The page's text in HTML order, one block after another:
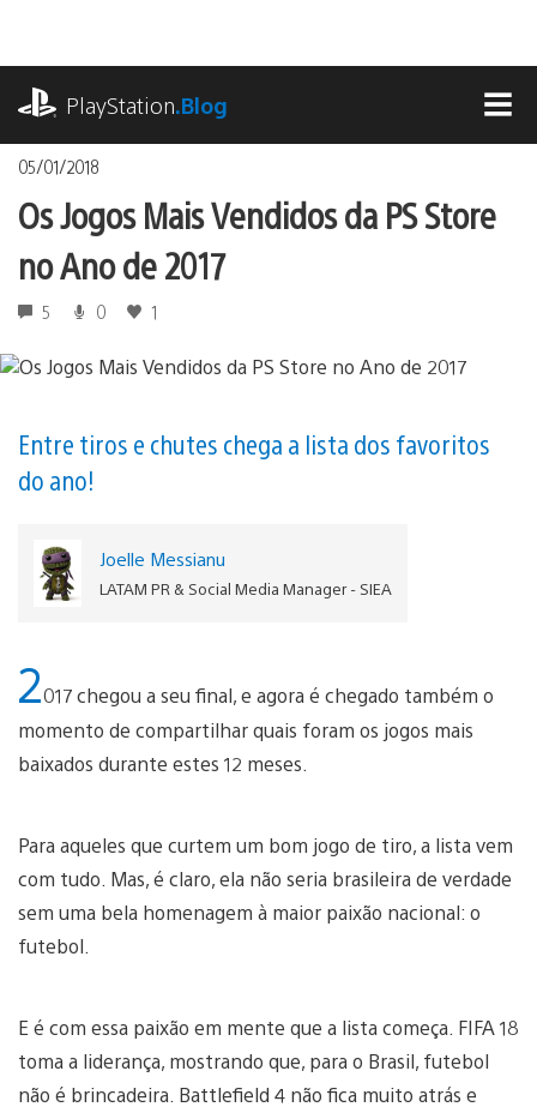
o
conteúdoPlayStation.Blog
05/01/2018
Os Jogos Mais Vendidos da PS Store
no Ano de 2017
5 0 1
Entre tiros e chutes chega a lista dos favoritos
do ano!
Joelle Messianu
LATAM PR & Social Media Manager - SIEA
2017 chegou a seu final, e agora é chegado também o
momento de compartilhar quais foram os jogos mais
baixados durante estes 12 meses.
Para aqueles que curtem um bom jogo de tiro, a lista vem
com tudo. Mas, é claro, ela não seria brasileira de verdade
sem uma bela homenagem à maior paixão nacional: o
futebol.
E é com essa paixão em mente que a lista começa. FIFA 18
toma a liderança, mostrando que, para o Brasil, futebol
não é brincadeira. Battlefield 4 não fica muito atrás e